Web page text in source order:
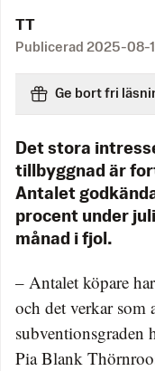
TT
Publicerad 2025-08-
Ge bort fri
Det stora
tillbyggnad är
Antalet
procent under
månad i fjol.
– Antalet köpare
och det verkar
subventionsgraden
Pia Blank